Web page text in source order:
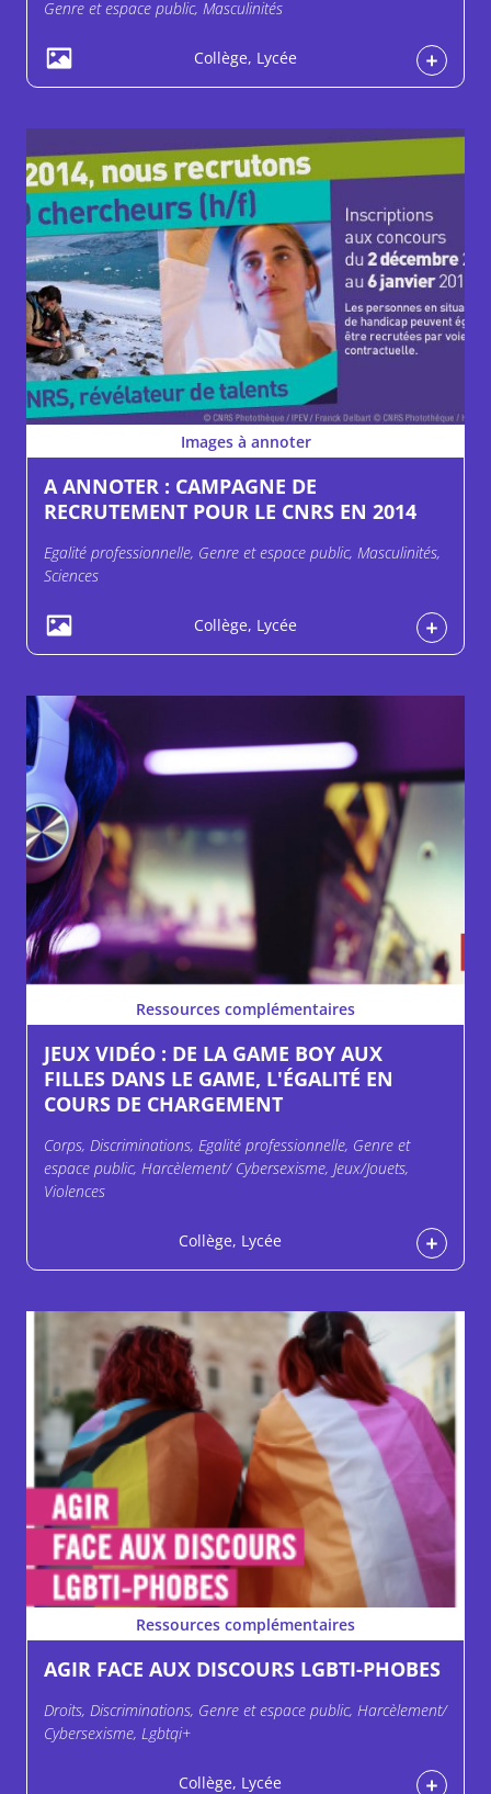
Genre et espace public, Masculinités
Collège, Lycée
Images à annoter
A ANNOTER : CAMPAGNE DE
RECRUTEMENT POUR LE CNRS EN 2014
Egalité professionnelle, Genre et espace public, Masculinités,
Sciences
Collège, Lycée
Ressources complémentaires
JEUX VIDÉO : DE LA GAME BOY AUX
FILLES DANS LE GAME, L'ÉGALITÉ EN
COURS DE CHARGEMENT
Corps, Discriminations, Egalité professionnelle, Genre et
espace public, Harcèlement/ Cybersexisme, Jeux/Jouets,
Violences
Collège, Lycée
Ressources complémentaires
AGIR FACE AUX DISCOURS LGBTI-PHOBES
Droits, Discriminations, Genre et espace public, Harcèlement/
Cybersexisme, Lgbtqi+
Collège, Lycée